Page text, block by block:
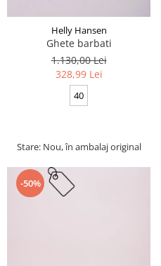
Helly Hansen
Ghete barbati
1.130,00 Lei
328,99 Lei
40
Stare: Nou, în ambalaj original
-50%